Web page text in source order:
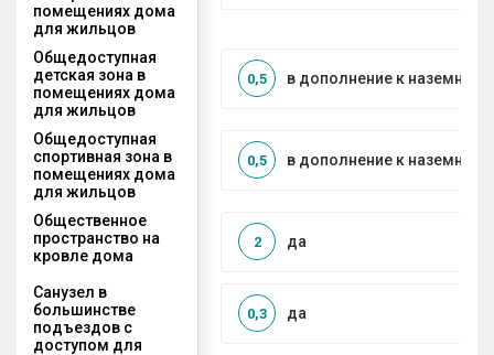
помещениях дома
для жильцов
Общедоступная
детская зона в
помещениях дома
для жильцов
в дополнение к наземной
0,5
Общедоступная
спортивная зона в
помещениях дома
для жильцов
в дополнение к наземной
0,5
Общественное
пространство на
кровле дома
да
2
Санузел в
большинстве
подъездов с
доступом для
да
0,3